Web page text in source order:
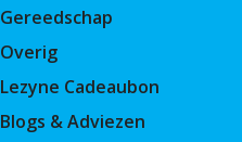
Gereedschap
Overig
Lezyne Cadeaubon
Blogs & Adviezen